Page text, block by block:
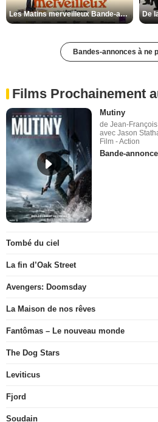
Les Matins merveilleux Bande-annonce VF
Bandes-annonces à ne
Films Prochainement
Mutiny
de Jean-
avec Jason
Film - Action
Bande-annonce
Tombé du ciel
La fin d’Oak Street
Avengers: Doomsday
La Maison de nos rêves
Fantômas – Le nouveau monde
The Dog Stars
Leviticus
Fjord
Soudain